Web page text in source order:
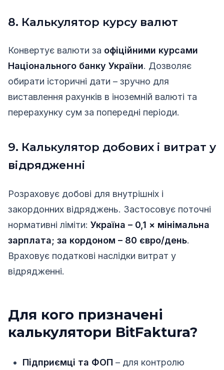
8. Калькулятор курсу валют
Конвертує валюти за офіційними курсами
Національного банку України. Дозволяє
обирати історичні дати – зручно для
виставлення рахунків в іноземній валюті та
перерахунку сум за попередні періоди.
9. Калькулятор добових і витрат у
відрядженні
Розраховує добові для внутрішніх і
закордонних відряджень. Застосовує поточні
нормативні ліміти: Україна – 0,1 × мінімальна
зарплата; за кордоном – 80 євро/день.
Враховує податкові наслідки витрат у
відрядженні.
Для кого призначені
калькулятори BitFaktura?
Підприємці та ФОП – для контролю